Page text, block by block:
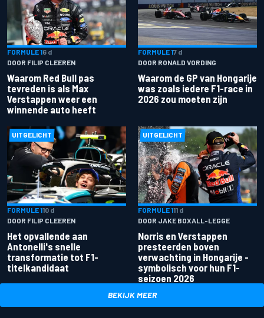
FORMULE 16 d
DOOR FILIP CLEEREN
Waarom Red Bull pas
tevreden is als Max
Verstappen weer een
winnende auto heeft
FORMULE 17 d
DOOR RONALD VORDING
Waarom de GP van Hongarije
was zoals iedere F1-race in
2026 zou moeten zijn
UITGELICHT
FORMULE 110 d
DOOR FILIP CLEEREN
Het opvallende aan
Antonelli's snelle
transformatie tot F1-
titelkandidaat
UITGELICHT
FORMULE 111 d
DOOR JAKE BOXALL-LEGGE
Norris en Verstappen
presteerden boven
verwachting in Hongarije -
symbolisch voor hun F1-
seizoen 2026
BEKIJK MEER